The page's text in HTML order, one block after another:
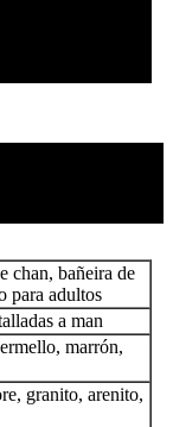
chan, bañeira de
para adultos
a man
marrón,
granito, arenito,